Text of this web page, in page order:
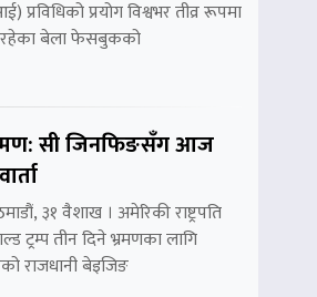
प्रविधिको प्रयोग विश्वभर तीव्र रूपमा
बेला फेसबुकको
सी जिनफिङसँग आज
३१ वैशाख । अमेरिकी राष्ट्रपति
ट्रम्प तीन दिने भ्रमणका लागि
राजधानी बेइजिङ